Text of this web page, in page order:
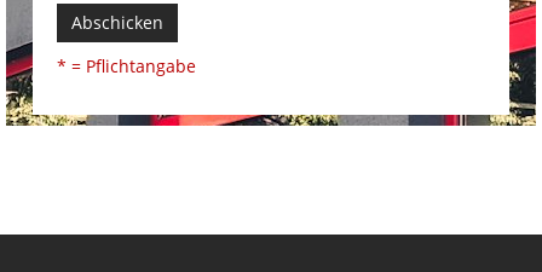
Abschicken
* = Pflichtangabe